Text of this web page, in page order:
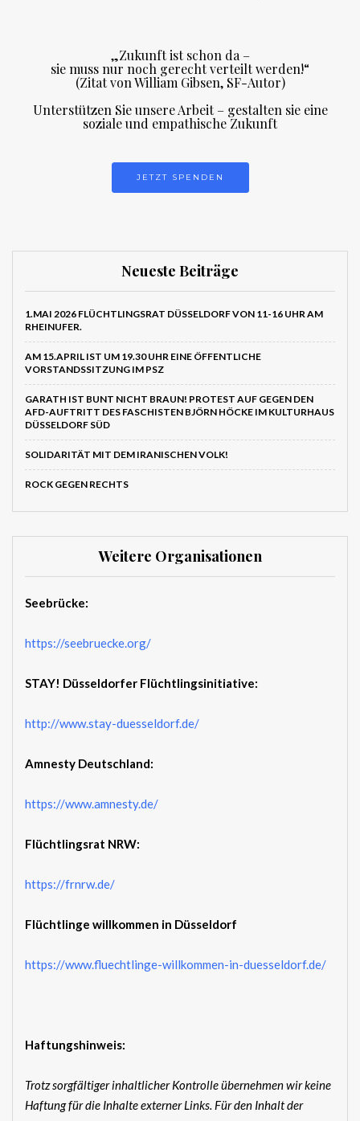
„Zukunft ist schon da –
sie muss nur noch gerecht verteilt werden!“
(Zitat von William Gibsen, SF-Autor)
Unterstützen Sie unsere Arbeit – gestalten sie eine
soziale und empathische Zukunft
JETZT SPENDEN
Neueste Beiträge
1.MAI 2026 FLÜCHTLINGSRAT DÜSSELDORF VON 11-16 UHR AM
RHEINUFER.
AM 15.APRIL IST UM 19.30 UHR EINE ÖFFENTLICHE
VORSTANDSSITZUNG IM PSZ
GARATH IST BUNT NICHT BRAUN! PROTEST AUF GEGEN DEN
AFD-AUFTRITT DES FASCHISTEN BJÖRN HÖCKE IM KULTURHAUS
DÜSSELDORF SÜD
SOLIDARITÄT MIT DEM IRANISCHEN VOLK!
ROCK GEGEN RECHTS
Weitere Organisationen
Seebrücke:
https://seebruecke.org/
STAY! Düsseldorfer Flüchtlingsinitiative:
http://www.stay-duesseldorf.de/
Amnesty Deutschland:
https://www.amnesty.de/
Flüchtlingsrat NRW:
https://frnrw.de/
Flüchtlinge willkommen in Düsseldorf
https://www.fluechtlinge-willkommen-in-duesseldorf.de/
Haftungshinweis:
Trotz sorgfältiger inhaltlicher Kontrolle übernehmen wir keine
Haftung für die Inhalte externer Links. Für den Inhalt der